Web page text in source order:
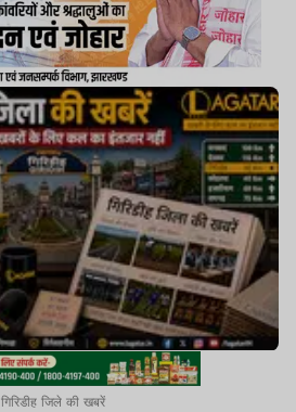
गिरिडीह जिले की खबरें